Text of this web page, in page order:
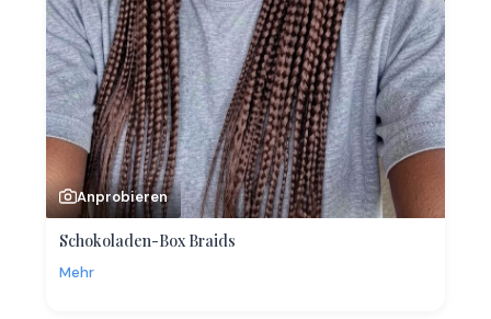
Anprobieren
Schokoladen-Box Braids
Mehr